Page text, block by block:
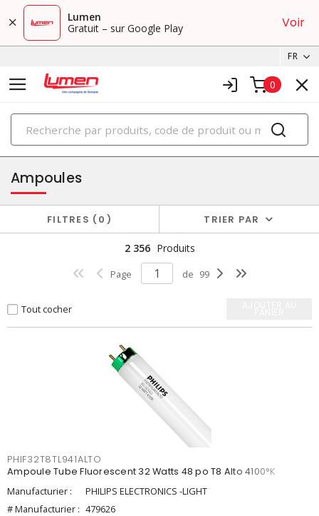
Lumen
Gratuit – sur Google Play
Voir
FR
0
PRODUITS
éclairage
Ampoules
FILTRES 0 TRIER PAR
2 356 Produits
Page de 99
Tout cocher
PHIF32T8TL941ALTO
Ampoule Tube Fluorescent 32 Watts 48 po T8 Alto 4100°K
Manufacturier :
PHILIPS ELECTRONICS -LIGHT
# Manufacturier : 479626